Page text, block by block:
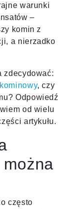
warunki
–
komin z
a nierzadko
zdecydować:
, czy
Odpowiedź
od wielu
artykułu.
często